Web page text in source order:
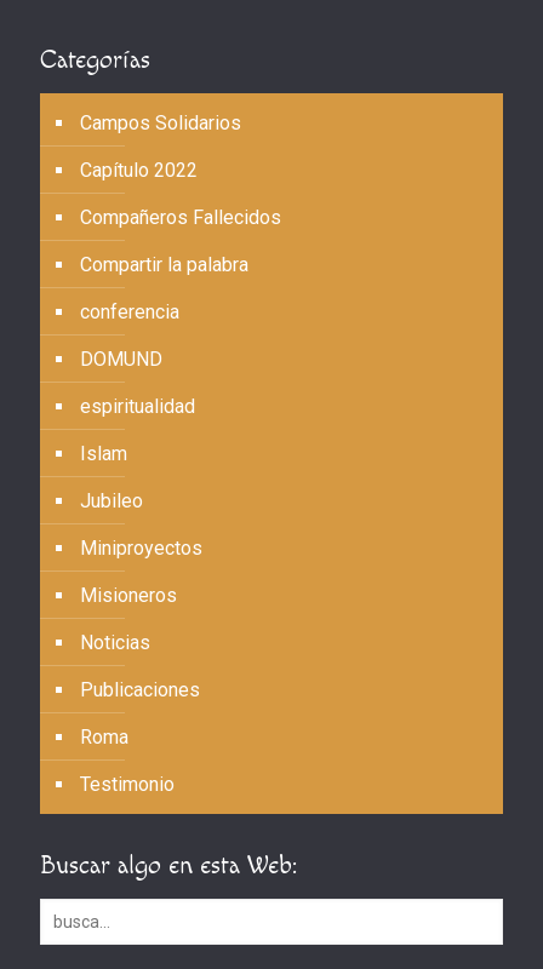
Categorías
Campos Solidarios
Capítulo 2022
Compañeros Fallecidos
Compartir la palabra
conferencia
DOMUND
espiritualidad
Islam
Jubileo
Miniproyectos
Misioneros
Noticias
Publicaciones
Roma
Testimonio
Buscar algo en esta Web: